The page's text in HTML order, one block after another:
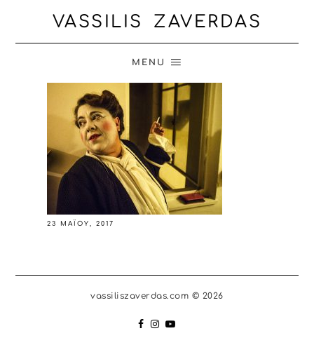
VASSILIS ZAVERDAS
MENU
23 ΜΑΪ́ΟΥ, 2017
vassiliszaverdas.com © 2026